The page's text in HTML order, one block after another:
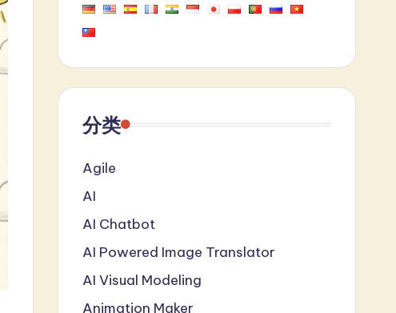
分类
Agile
AI
AI Chatbot
AI Powered Image Translator
AI Visual Modeling
Animation Maker